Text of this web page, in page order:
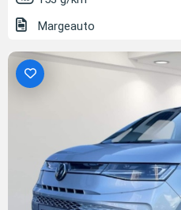
Margeauto